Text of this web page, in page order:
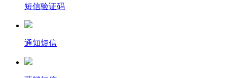
短信验证码
通知短信